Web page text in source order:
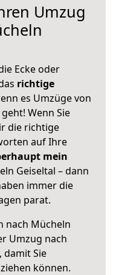
Umzug
Ecke oder
richtige
es Umzüge von
Wenn Sie
die richtige
auf Ihre
mein
Geiseltal – dann
immer die
parat.
nach Mücheln
Umzug nach
, damit Sie
können.